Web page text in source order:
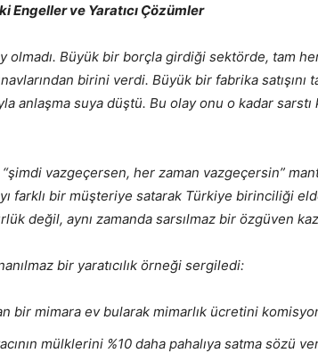
Engeller ve Yaratıcı Çözümler
olmadı. Büyük bir borçla girdiği sektörde, tam
birini verdi. Büyük bir fabrika satışını
anlaşma suya düştü. Bu olay onu o kadar sarstı
vazgeçersen, her zaman vazgeçersin”
farklı bir müşteriye satarak Türkiye birinciliği
değil, aynı zamanda sarsılmaz bir özgüven
bir yaratıcılık örneği sergiledi:
bir mimara ev bularak mimarlık ücretini
mülklerini %10 daha pahalıya satma sözü